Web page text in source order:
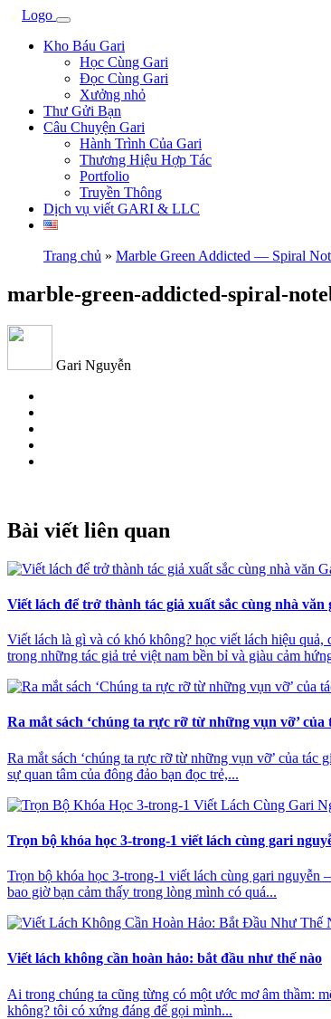
Kho Báu Gari
Học Cùng Gari
Đọc Cùng Gari
Xưởng nhỏ
Thư Gửi Bạn
Câu Chuyện Gari
Hành Trình Của Gari
Thương Hiệu Hợp Tác
Portfolio
Truyền Thông
Dịch vụ viết GARI & LLC
Trang chủ » Marble Green Addicted — Spiral
marble-green-addicted-spiral-
Gari Nguyễn
Bài viết liên quan
Viết lách để trở thành tác giả xuất sắc cùng nhà văn
Viết lách là gì và có khó không? học viết lách hiệu
trong những tác giả trẻ việt nam bền bỉ và giàu cảm
Ra mắt sách ‘chúng ta rực rỡ từ những vụn vỡ’ của
Ra mắt sách ‘chúng ta rực rỡ từ những vụn vỡ’ của
sự quan tâm của đông đảo bạn đọc trẻ,...
Trọn bộ khóa học 3-trong-1 viết lách cùng gari
Trọn bộ khóa học 3-trong-1 viết lách cùng gari
bao giờ bạn cảm thấy trong lòng mình có quá...
Viết lách không cần hoàn hảo: bắt đầu như thế nào
Ai trong chúng ta cũng từng có một ước mơ âm thầm:
không? tôi có xứng đáng để gọi mình...